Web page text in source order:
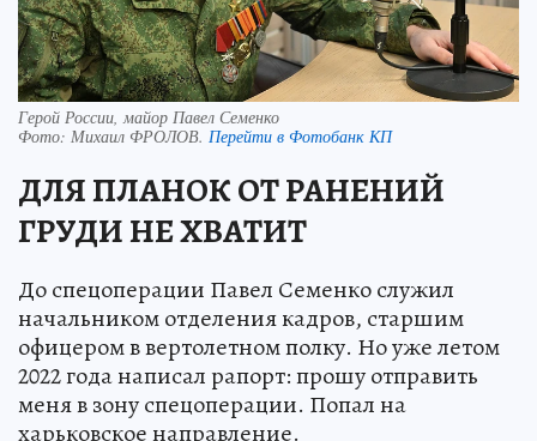
Герой России, майор Павел Семенко
Фото: Михаил ФРОЛОВ. Перейти в Фотобанк КП
ДЛЯ ПЛАНОК ОТ РАНЕНИЙ
ГРУДИ НЕ ХВАТИТ
До спецоперации Павел Семенко служил
начальником отделения кадров, старшим
офицером в вертолетном полку. Но уже летом
2022 года написал рапорт: прошу отправить
меня в зону спецоперации. Попал на
харьковское направление.